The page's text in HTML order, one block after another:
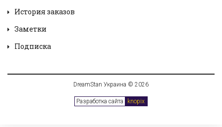
История заказов
Заметки
Подписка
DreamStan Украина © 2026
Разработка сайта knopix